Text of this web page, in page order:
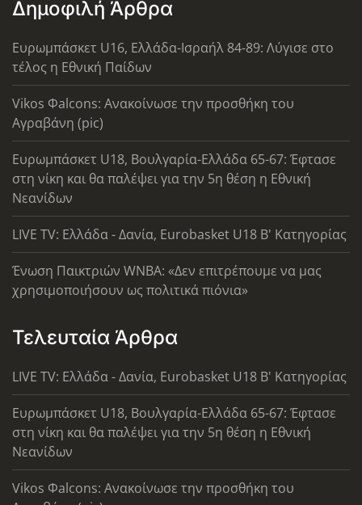
Δημοφιλή Άρθρα
Ευρωμπάσκετ U16, Ελλάδα-Ισραήλ 84-89: Λύγισε στο
τέλος η Εθνική Παίδων
Vikos Φalcons: Ανακοίνωσε την προσθήκη του
Αγραβάνη (pic)
Ευρωμπάσκετ U18, Βουλγαρία-Ελλάδα 65-67: Έφτασε
στη νίκη και θα παλέψει για την 5η θέση η Εθνική
Νεανίδων
LIVE TV: Ελλάδα - Δανία, Eurobasket U18 Β' Κατηγορίας
Ένωση Παικτριών WNBA: «Δεν επιτρέπουμε να μας
χρησιμοποιήσουν ως πολιτικά πιόνια»
Τελευταία Άρθρα
LIVE TV: Ελλάδα - Δανία, Eurobasket U18 Β' Κατηγορίας
Ευρωμπάσκετ U18, Βουλγαρία-Ελλάδα 65-67: Έφτασε
στη νίκη και θα παλέψει για την 5η θέση η Εθνική
Νεανίδων
Vikos Φalcons: Ανακοίνωσε την προσθήκη του